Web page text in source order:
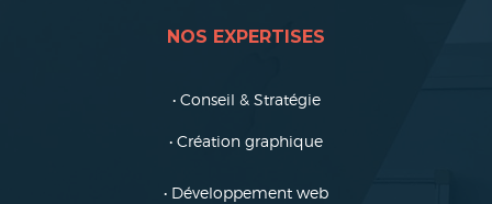
NOS EXPERTISES
• Conseil & Stratégie
• Création graphique
• Développement web